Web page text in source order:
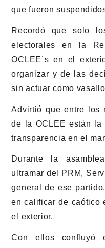
que fueron
Recordó que solo
electorales en la
OCLEE´s en el
organizar y de las
sin actuar como
Advirtió que entre los
de la OCLEE están la
transparencia en el
Durante la
ultramar del PRM,
general de ese
en calificar de caótico
el exterior.
Con ellos confluyó